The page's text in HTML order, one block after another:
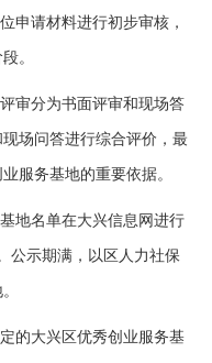
请材料进行初步审核，
。
分为书面评审和现场答
场问答进行综合评价，最
服务基地的重要依据。
名单在大兴信息网进行
公示期满，以区人力社保
大兴区优秀创业服务基